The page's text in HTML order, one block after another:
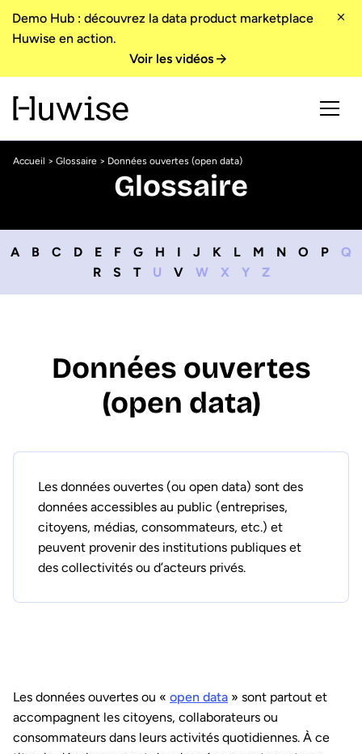
Demo Hub : découvrez la data product marketplace
Huwise en action.
Voir les vidéos
Accueil > Glossaire > Données ouvertes (open data)
Glossaire
A B C D E F G H I J K L M N O P
Q
R
S T U V W X Y Z
Données ouvertes
(open data)
Les données ouvertes (ou open data) sont des
données accessibles au public (entreprises,
citoyens, médias, consommateurs, etc.) et
peuvent provenir des institutions publiques et
des collectivités ou d’acteurs privés.
Les données ouvertes ou « open data » sont partout et
accompagnent les citoyens, collaborateurs ou
consommateurs dans leurs activités quotidiennes. À ce